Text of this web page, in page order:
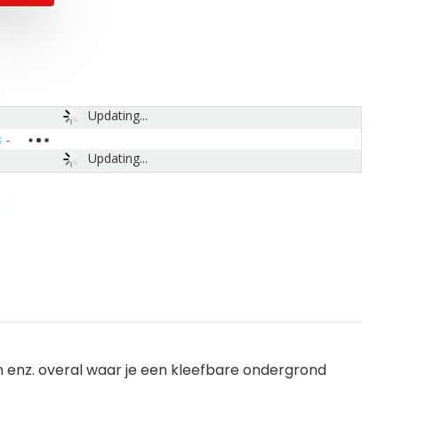
Updating...
Updating...
-
overal waar je een kleefbare ondergrond